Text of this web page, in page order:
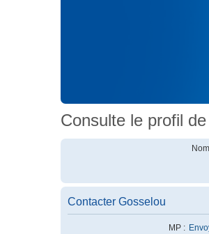
Consulte le profil
Contacter Gosselou
MP :